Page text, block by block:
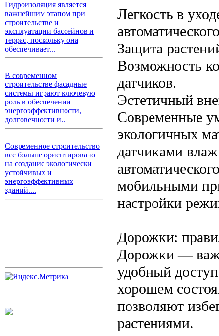
Гидроизоляция является
важнейшим этапом при
строительстве и
эксплуатации бассейнов и
террас, поскольку она
обеспечивает...
В современном
строительстве фасадные
системы играют ключевую
роль в обеспечении
энергоэффективности,
долговечности и...
Современное строительство
все больше ориентировано
на создание экологически
устойчивых и
энергоэффективных
зданий....
Легкость в
Защита
Возможность
датчиков.
Эстетичный
Современные
экологичных
датчиками
мобильными
настройки
Дорожки:
Дорожки —
удобный
хорошем
позволяют
растениями.